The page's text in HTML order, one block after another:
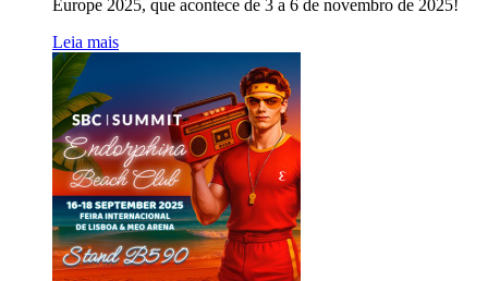
Europe 2025, que acontece de 3 a 6 de novembro de 2025!
Leia mais